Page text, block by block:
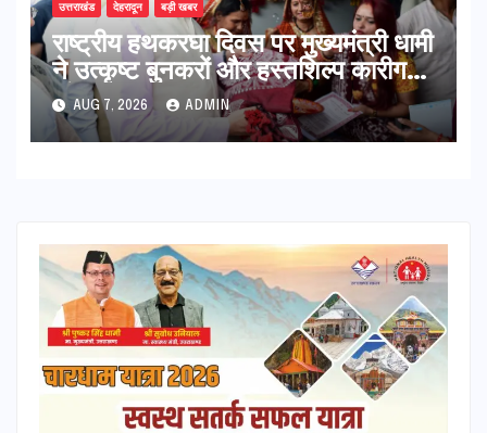
उत्तराखंड देहरादून बड़ी खबर
राष्ट्रीय हथकरघा दिवस पर मुख्यमंत्री धामी
ने उत्कृष्ट बुनकरों और हस्तशिल्प कारीगरों
को किया सम्मानित
AUG 7, 2026 ADMIN